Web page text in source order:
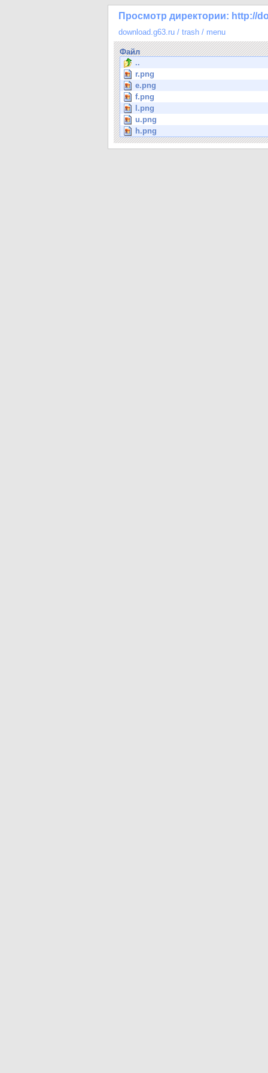
Просмотр директории: http://
download.g63.ru / trash / menu
Файл
..
r.png
e.png
f.png
l.png
u.png
h.png